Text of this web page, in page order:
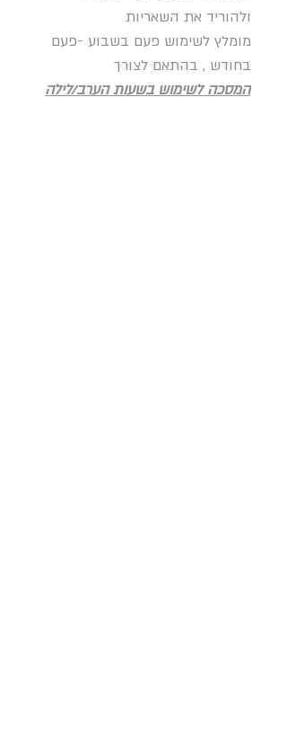
ולהוריד את השאריות
מומלץ לשימוש פעם בשבוע -פעם
בחודש , בהתאם לצורך
המסכה לשימוש בשעות הערב/לילה